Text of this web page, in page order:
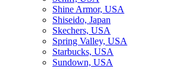
Shine Armor, USA
Shiseido, Japan
Skechers, USA
Spring Valley, USA
Starbucks, USA
Sundown, USA